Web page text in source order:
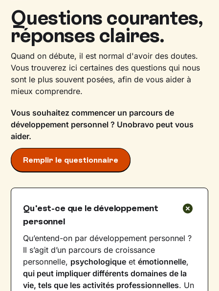
Questions courantes,
réponses claires.
Quand on débute, il est normal d'avoir des doutes.
Vous trouverez ici certaines des questions qui nous
sont le plus souvent posées, afin de vous aider à
mieux comprendre.
Vous souhaitez commencer un parcours de
développement personnel ? Unobravo peut vous
aider.
Remplir le questionnaire
Qu'est-ce que le développement
personnel
Qu’entend-on par développement personnel ?
Il s’agit d’un parcours de croissance
personnelle, psychologique etémotionnelle,
qui peut impliquer différents domaines de la
vie, tels que les activités professionnelles. Un